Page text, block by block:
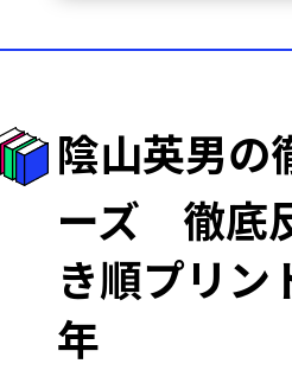
陰山英男の
ーズ 徹底
き順プリン
年